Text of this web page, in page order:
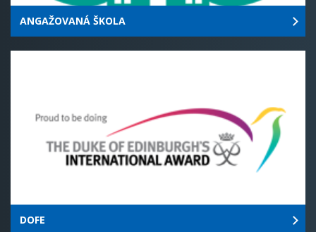
ANGAŽOVANÁ ŠKOLA
DOFE